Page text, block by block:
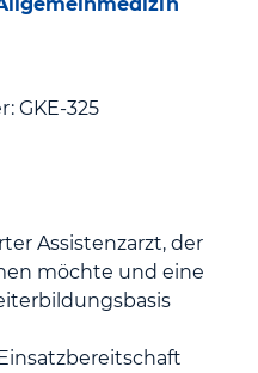
GKE-325
Assistenzarzt, der
möchte und eine